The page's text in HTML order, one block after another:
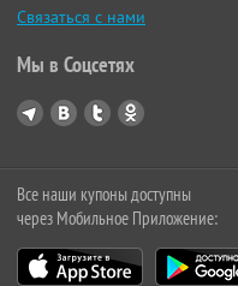
Связаться с нами
Мы в Соцсетях
Все наши купоны доступны
через Мобильное Приложение: